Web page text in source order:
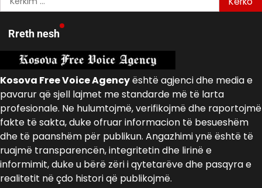
për:
Rreth nesh
Kosova Free Voice Agencyështë agjenci dhe media e
pavarur që sjell lajmet me standarde më të larta
profesionale. Ne hulumtojmë, verifikojmë dhe raportojmë
fakte të sakta, duke ofruar informacion të besueshëm
dhe të paanshëm për publikun. Angazhimi ynë është të
ruajmë transparencën, integritetin dhe lirinë e
informimit, duke u bërë zëri i qytetarëve dhe pasqyra e
realitetit në çdo histori që publikojmë.